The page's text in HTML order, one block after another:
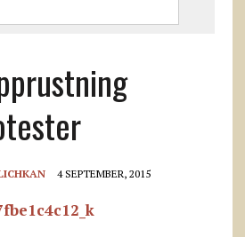
4 SEPTEMBER, 2015